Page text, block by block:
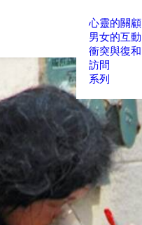
心靈的關顧
男女的互動
衝突與復和
訪問
系列